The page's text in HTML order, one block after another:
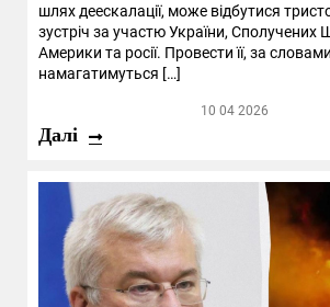
шлях деескалації, може відбутися
зустріч за участю України, Сполучених
Америки та росії. Провести її, за
намагатимуться […]
10 04 2026
Далі